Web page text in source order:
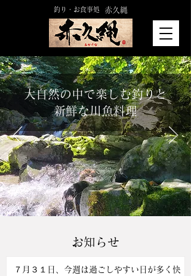
釣り・お食事処 赤久縄
​大自然の中で楽しむ釣りと
新鮮な川魚料理
お知らせ
７月３１日、今週は過ごしやすい日が多く快